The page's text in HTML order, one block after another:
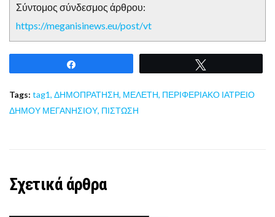
Σύντομος σύνδεσμος άρθρου:
https://meganisinews.eu/post/vt
Tags: tag1, ΔΗΜΟΠΡΑΤΗΣΗ, ΜΕΛΕΤΗ, ΠΕΡΙΦΕΡΙΑΚΟ ΙΑΤΡΕΙΟ
ΔΗΜΟΥ ΜΕΓΑΝΗΣΙΟΥ, ΠΙΣΤΩΣΗ
Σχετικά άρθρα